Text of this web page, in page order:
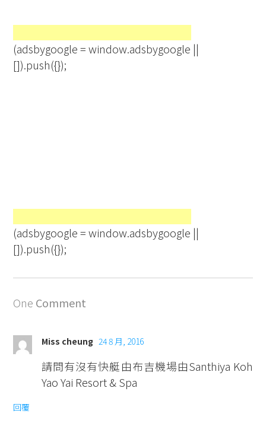
(adsbygoogle = window.adsbygoogle ||
[]).push({});
(adsbygoogle = window.adsbygoogle ||
[]).push({});
One Comment
Miss cheung 24 8 月, 2016
請問有沒有快艇由布吉機場由Santhiya Koh
Yao Yai Resort & Spa
回覆